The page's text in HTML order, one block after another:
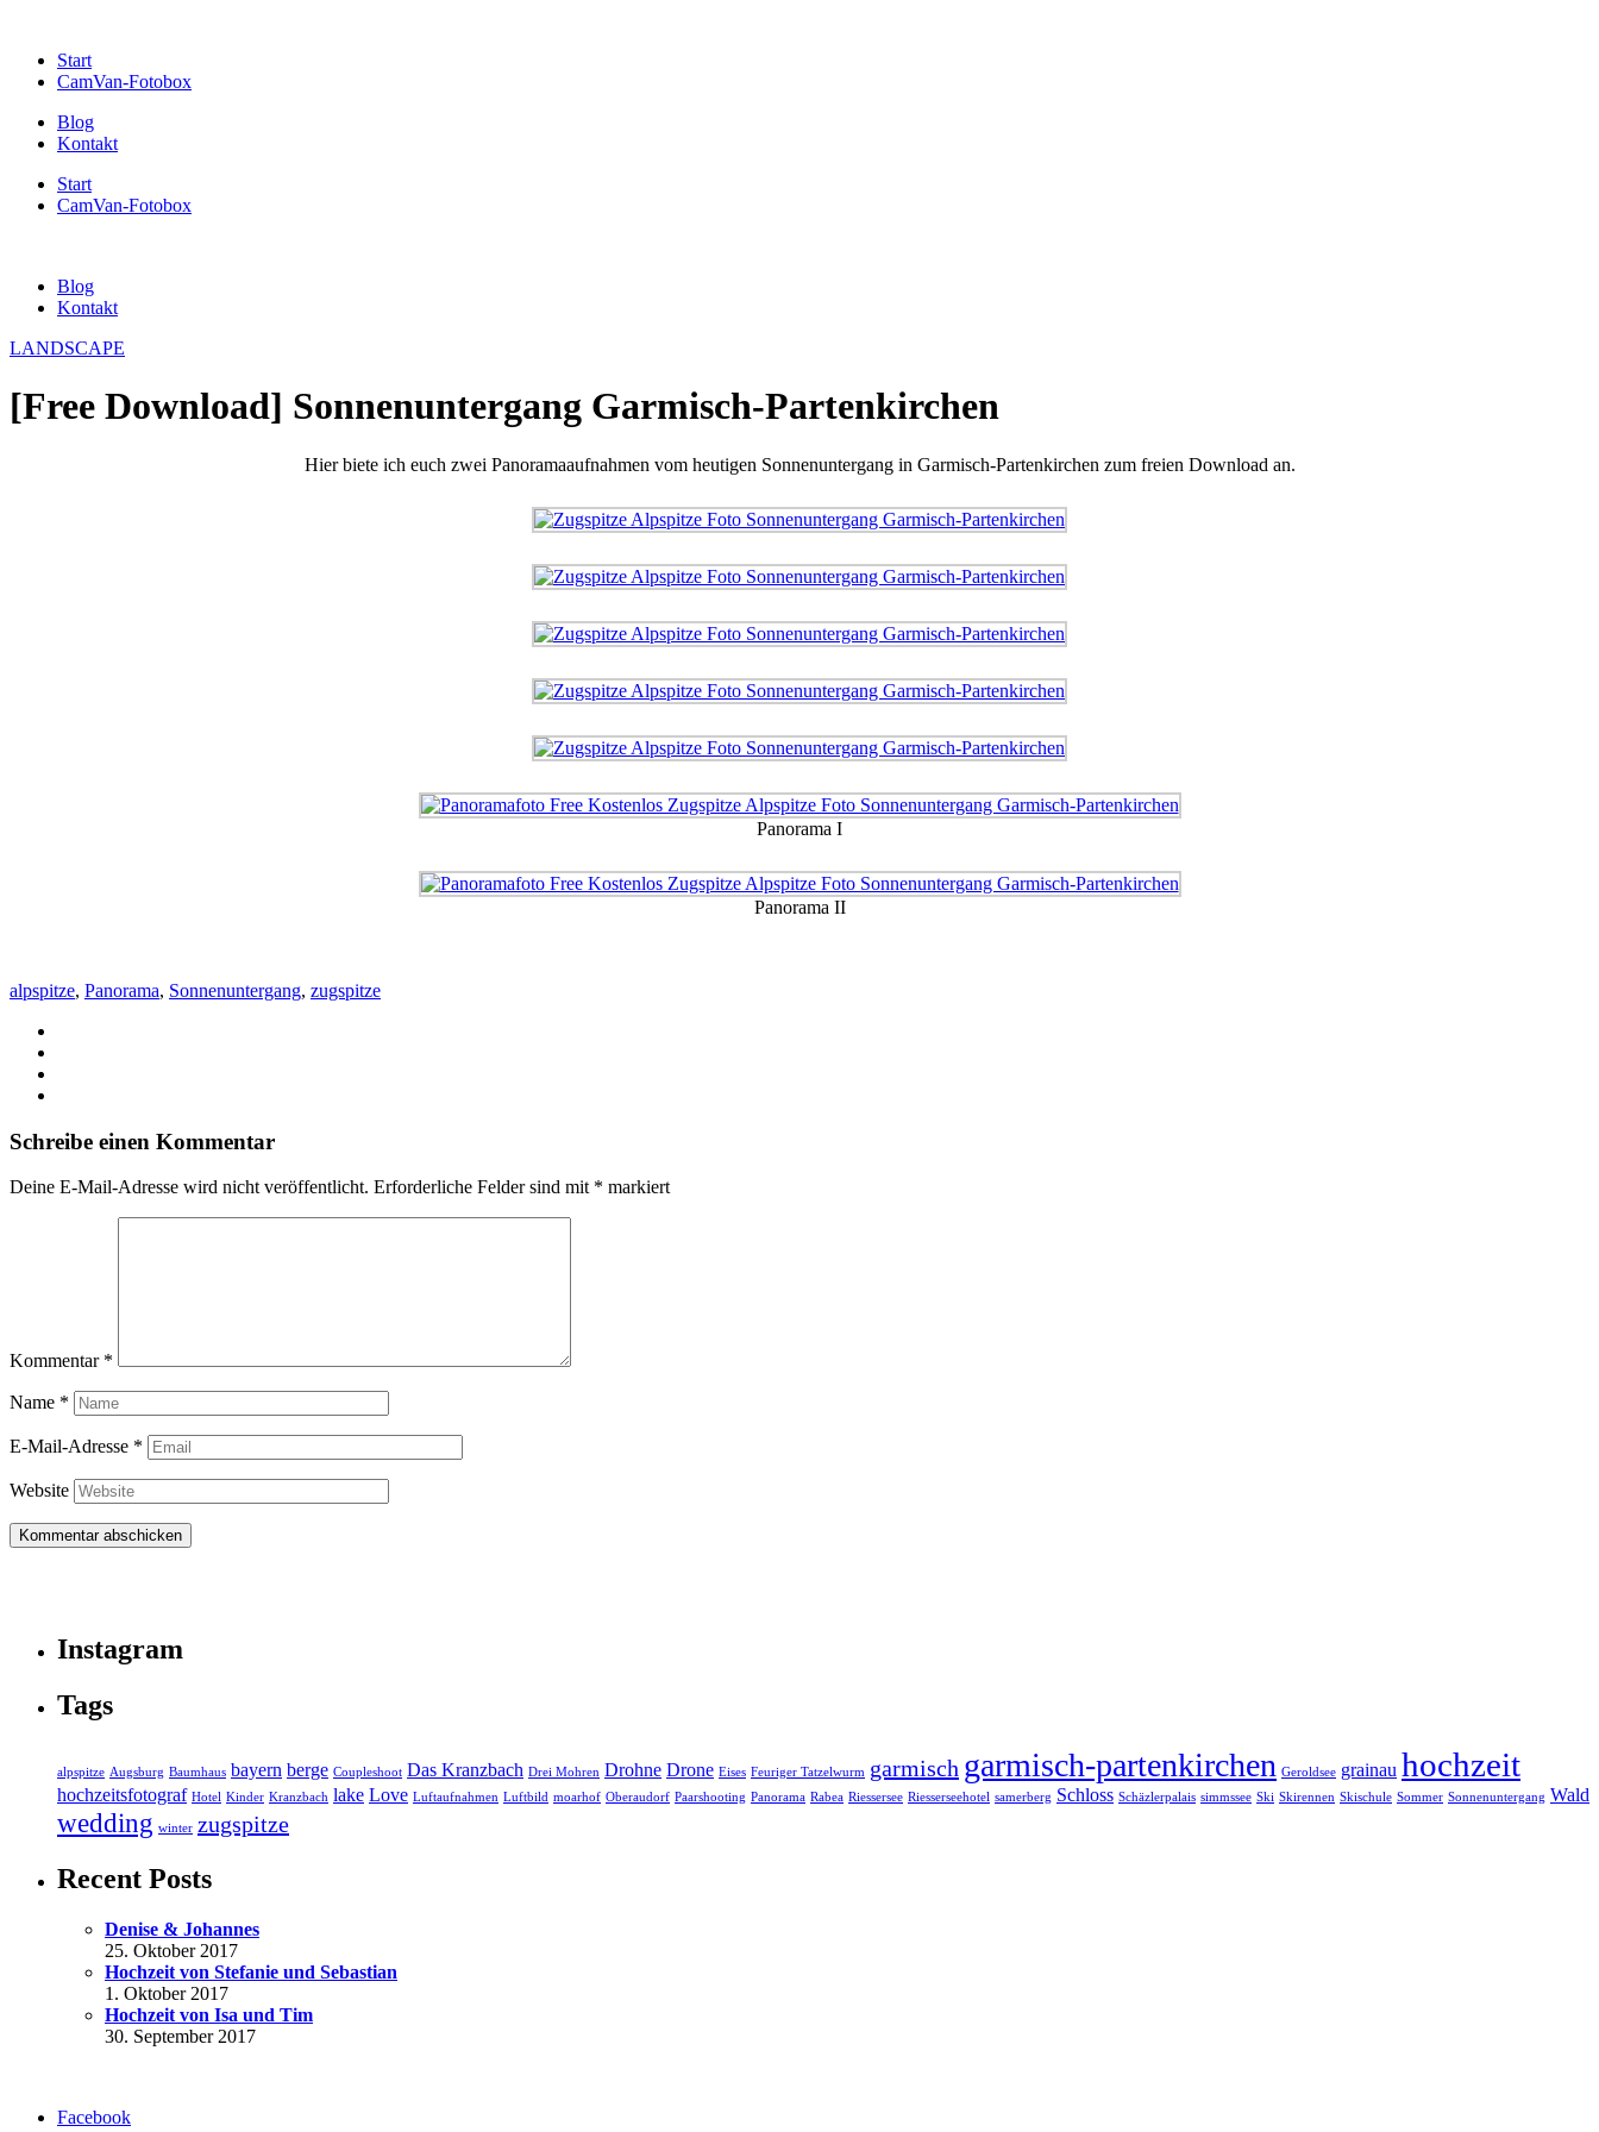
Start
CamVan-Fotobox
Blog
Kontakt
Start
CamVan-Fotobox
Blog
Kontakt
LANDSCAPE
[Free Download] Sonnenuntergang Garmisch-Partenkirchen
Hier biete ich euch zwei Panoramaaufnahmen vom heutigen Sonnenuntergang in Garmisch-Partenkirchen zum freien Download an.
Panorama I
Panorama II
alpspitze, Panorama, Sonnenuntergang, zugspitze
Schreibe einen Kommentar
Deine E-Mail-Adresse wird nicht veröffentlicht. Erforderliche Felder sind mit * markiert
Kommentar *
Name *
E-Mail-Adresse *
Website
Instagram
Tags
alpspitze Augsburg Baumhaus bayern berge Coupleshoot Das Kranzbach Drei Mohren Drohne Drone Eises Feuriger Tatzelwurm garmisch garmisch-partenkirchen Geroldsee grainau hochzeit
hochzeitsfotograf Hotel Kinder Kranzbach lake Love Luftaufnahmen Luftbild moarhof Oberaudorf Paarshooting Panorama Rabea Riessersee Riesserseehotel samerberg Schloss Schäzlerpalais simmssee Ski Skirennen Skischule Sommer Sonnenuntergang Wald
wedding winter zugspitze
Recent Posts
Denise & Johannes
25. Oktober 2017
Hochzeit von Stefanie und Sebastian
1. Oktober 2017
Hochzeit von Isa und Tim
30. September 2017
Facebook